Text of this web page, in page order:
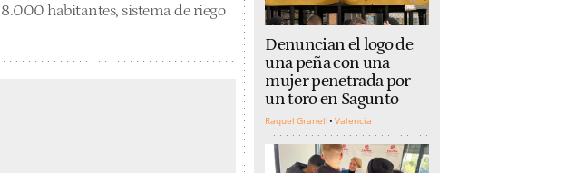
habitantes, sistema de riego
Denuncian el logo de
una peña con una
mujer penetrada por
un toro en Sagunto
Raquel Granell Valencia